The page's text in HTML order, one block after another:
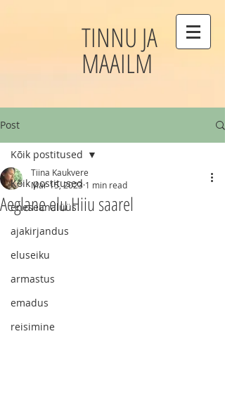
TINNU JA
MAAILM
Post
Kõik postitused
eneseanalüüs
ajakirjandus
eluseiku
armastus
emadus
reisimine
Kõik postitused
Aeglane elu Hiiu saarel
Tiina Kaukvere
Mar 15, 2023 1 min read